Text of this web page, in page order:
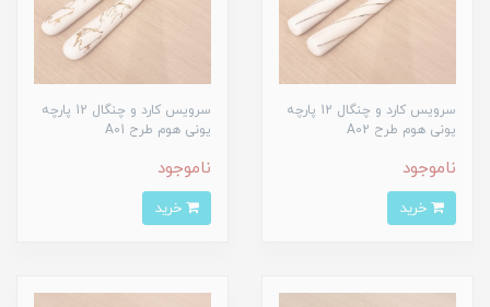
سرویس کارد و چنگال 12 پارچه
یونی هوم طرح A02
ناموجود
سرویس کارد و چنگال 12 پارچه
یونی هوم طرح A01
ناموجود